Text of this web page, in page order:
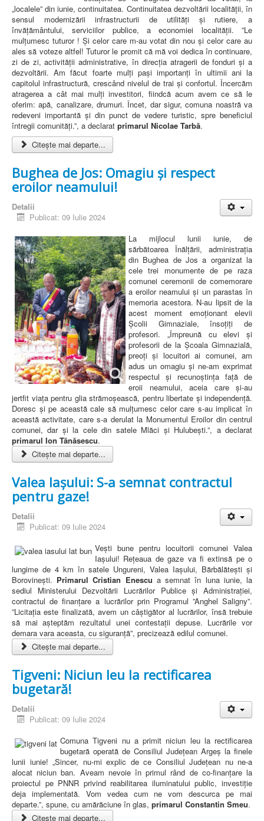
„localele” din iunie, continuitatea. Continuitatea dezvoltării localității, în
sensul modernizării infrastructurii de utilități și rutiere, a
învățământului, serviciilor publice, a economiei localității. ”Le
mulțumesc tuturor ! Și celor care m-au votat din nou și celor care au
ales să voteze altfel! Tuturor le promit că mă voi dedica în continuare,
zi de zi, activității administrative, în direcția atragerii de fonduri și a
dezvoltării. Am făcut foarte mulți pași importanți în ultimii ani la
capitolul infrastructură, crescând nivelul de trai și confortul. Încercăm
atragerea a cât mai mulți investitori, fiindcă acum avem ce să le
oferim: apă, canalizare, drumuri. Încet, dar sigur, comuna noastră va
redeveni importantă și din punct de vedere turistic, spre beneficiul
întregii comunități.”, a declarat primarul Nicolae Tarbă.
Citește mai departe...
Bughea de Jos: Omagiu și respect
eroilor neamului!
Detalii
Publicat: 09 Iulie 2024
La mijlocul lunii iunie, de
sărbătoarea Înălțării, administrația
din Bughea de Jos a organizat la
cele trei monumente de pe raza
comunei ceremonii de comemorare
a eroilor neamului și un parastas în
memoria acestora. N-au lipsit de la
acest moment emoționant elevii
Școlii Gimnaziale, însoțiți de
profesori. „Împreună cu elevi și
profesorii de la Școala Gimnazială,
preoți și locuitori ai comunei, am
adus un omagiu și ne-am exprimat
respectul și recunoștința față de
eroii neamului, aceia care și-au
jertfit viața pentru glia strămoșească, pentru libertate și independență.
Doresc și pe această cale să mulțumesc celor care s-au implicat în
această activitate, care s-a derulat la Monumentul Eroilor din centrul
comunei, dar și la cele din satele Mlăci și Hulubești.”, a declarat
primarul Ion Tănăsescu.
Citește mai departe...
Valea Iașului: S-a semnat contractul
pentru gaze!
Detalii
Publicat: 09 Iulie 2024
Vești bune pentru locuitorii comunei Valea
Iașului! Rețeaua de gaze va fi extinsă pe o
lungime de 4 km în satele Ungureni, Valea Iașului, Bărbălătești și
Borovinești. Primarul Cristian Enescu a semnat în luna iunie, la
sediul Ministerului Dezvoltării Lucrărilor Publice și Administrației,
contractul de finanțare a lucrărilor prin Programul ”Anghel Saligny”.
”Licitația este finalizată, avem un câștigător al lucrărilor, însă trebuie
să mai așteptăm rezultatul unei contestații depuse. Lucrările vor
demara vara aceasta, cu siguranță”, precizează edilul comunei.
Citește mai departe...
Tigveni: Niciun leu la rectificarea
bugetară!
Detalii
Publicat: 09 Iulie 2024
Comuna Tigveni nu a primit niciun leu la rectificarea
bugetară operată de Consiliul Județean Argeș la finele
lunii iunie! „Sincer, nu-mi explic de ce Consiliul Județean nu ne-a
alocat niciun ban. Aveam nevoie în primul rând de co-finanțare la
proiectul pe PNNR privind reabilitarea iluminatului public, investiție
deja implementată. Vom vedea cum ne vom descurca pe mai
departe.”, spune, cu amărăciune în glas, primarul Constantin Smeu.
Citește mai departe...